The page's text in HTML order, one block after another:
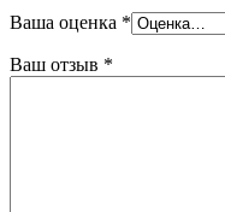
Ваша оценка *
Ваш отзыв *